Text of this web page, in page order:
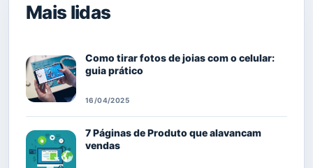
Mais lidas
Como tirar fotos de joias com o celular:
guia prático
16/04/2025
7 Páginas de Produto que alavancam
vendas